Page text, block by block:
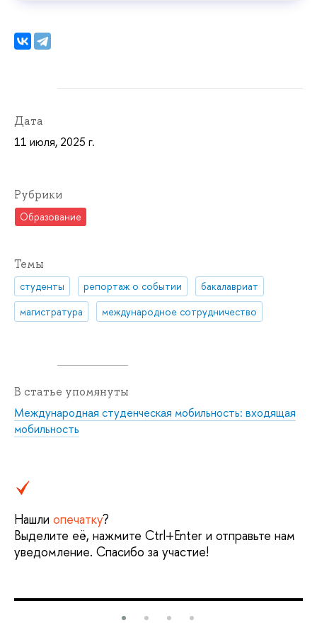
Дата
11 июля, 2025 г.
Рубрики
Образование
Темы
студенты репортаж о событии
бакалавриат
магистратура
международное сотрудничество
В статье упомянуты
Международная студенческая мобильность: входящая
мобильность
Нашли опечатку?
Выделите её, нажмите Ctrl+Enter и отправьте нам
уведомление. Спасибо за участие!